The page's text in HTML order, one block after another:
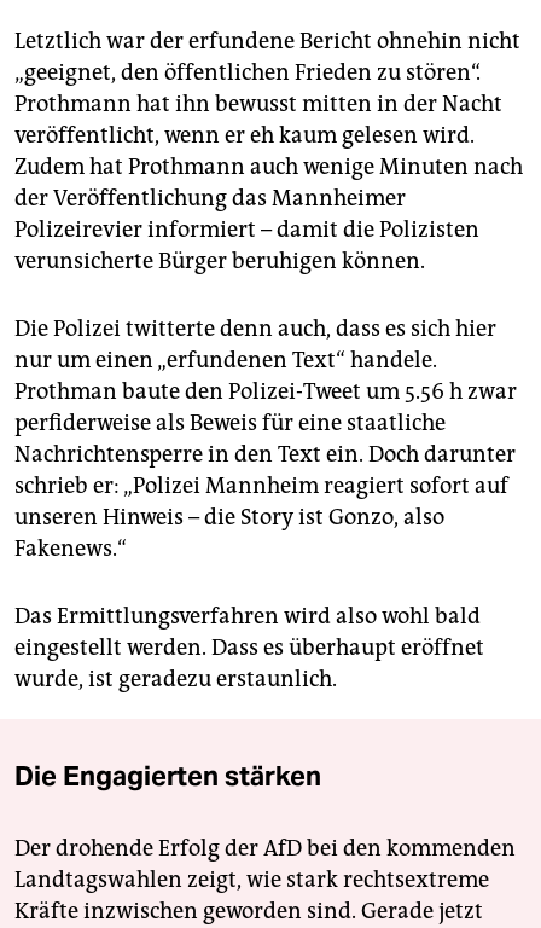
Letztlich war der erfundene Bericht ohnehin nicht
„geeignet, den öffentlichen Frieden zu stören“.
Prothmann hat ihn bewusst mitten in der Nacht
veröffentlicht, wenn er eh kaum gelesen wird.
Zudem hat Prothmann auch wenige Minuten nach
der Veröffentlichung das Mannheimer
Polizeirevier informiert – damit die Polizisten
verunsicherte Bürger beruhigen können.
Die Polizei twitterte denn auch, dass es sich hier
nur um einen „erfundenen Text“ handele.
Prothman baute den Polizei-Tweet um 5.56 h zwar
perfiderweise als Beweis für eine staatliche
Nachrichtensperre in den Text ein. Doch darunter
schrieb er: „Polizei Mannheim reagiert sofort auf
unseren Hinweis – die Story ist Gonzo, also
Fakenews.“
Das Ermittlungsverfahren wird also wohl bald
eingestellt werden. Dass es überhaupt eröffnet
wurde, ist geradezu erstaunlich.
Die Engagierten stärken
Der drohende Erfolg der AfD bei den kommenden
Landtagswahlen zeigt, wie stark rechtsextreme
Kräfte inzwischen geworden sind. Gerade jetzt